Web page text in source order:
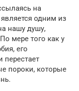
на
одним из
нашу душу,
мере того как у
его
перестает
пороки, которые